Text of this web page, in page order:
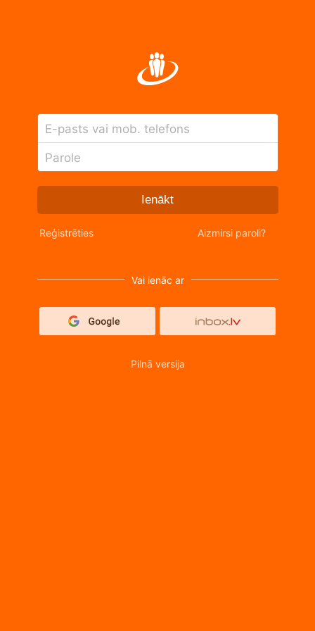
E-pasts vai mob. telefons
Parole
Ienākt
Reģistrēties Aizmirsi paroli?
Vai ienāc ar
Pilnā versija